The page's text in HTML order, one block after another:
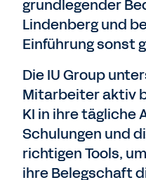
grundlegender
Lindenberg und
Einführung sonst
Die IU Group
Mitarbeiter aktiv
KI in ihre tägliche
Schulungen und
richtigen Tools,
ihre Belegschaft